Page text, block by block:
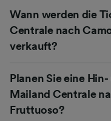
Wann werden die
Centrale nach
verkauft?
Planen Sie eine
Mailand Centrale
Fruttuoso?